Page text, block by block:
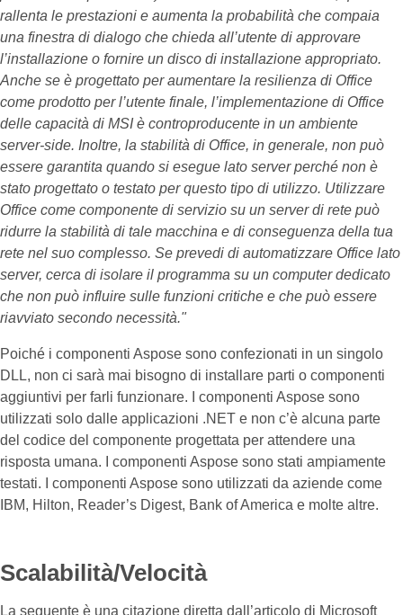
rallenta le prestazioni e aumenta la probabilità che compaia
una finestra di dialogo che chieda all’utente di approvare
l’installazione o fornire un disco di installazione appropriato.
Anche se è progettato per aumentare la resilienza di Office
come prodotto per l’utente finale, l’implementazione di Office
delle capacità di MSI è controproducente in un ambiente
server-side. Inoltre, la stabilità di Office, in generale, non può
essere garantita quando si esegue lato server perché non è
stato progettato o testato per questo tipo di utilizzo. Utilizzare
Office come componente di servizio su un server di rete può
ridurre la stabilità di tale macchina e di conseguenza della tua
rete nel suo complesso. Se prevedi di automatizzare Office lato
server, cerca di isolare il programma su un computer dedicato
che non può influire sulle funzioni critiche e che può essere
riavviato secondo necessità."
Poiché i componenti Aspose sono confezionati in un singolo
DLL, non ci sarà mai bisogno di installare parti o componenti
aggiuntivi per farli funzionare. I componenti Aspose sono
utilizzati solo dalle applicazioni .NET e non c’è alcuna parte
del codice del componente progettata per attendere una
risposta umana. I componenti Aspose sono stati ampiamente
testati. I componenti Aspose sono utilizzati da aziende come
IBM, Hilton, Reader’s Digest, Bank of America e molte altre.
Scalabilità/Velocità
La seguente è una citazione diretta dall’articolo di Microsoft